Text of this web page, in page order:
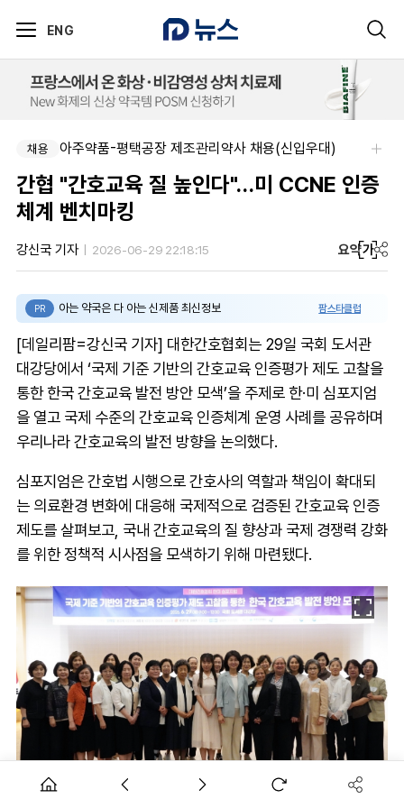
ENG
채용 아주약품-평택공장 제조관리약사 채용(신입우대)
간협 "간호교육 질 높인다"…미 CCNE 인증
체계 벤치마킹
강신국 기자 2026-06-29 22:18:15 요약가
PR 아는 약국은 다 아는 신제품 최신정보 팜스타클럽
[데일리팜=강신국 기자] 대한간호협회는 29일 국회 도서관
대강당에서 ‘국제 기준 기반의 간호교육 인증평가 제도 고찰을
통한 한국 간호교육 발전 방안 모색’을 주제로 한·미 심포지엄
을 열고 국제 수준의 간호교육 인증체계 운영 사례를 공유하며
우리나라 간호교육의 발전 방향을 논의했다.
심포지엄은 간호법 시행으로 간호사의 역할과 책임이 확대되
는 의료환경 변화에 대응해 국제적으로 검증된 간호교육 인증
제도를 살펴보고, 국내 간호교육의 질 향상과 국제 경쟁력 강화
를 위한 정책적 시사점을 모색하기 위해 마련됐다.